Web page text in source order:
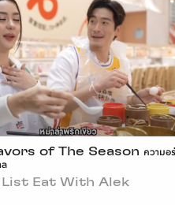
of The Season ความอร่อยจัด
Eat With Alek